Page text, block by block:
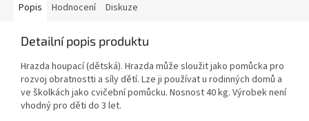
Popis Hodnocení Diskuze
Detailní popis produktu
Hrazda houpací (dětská). Hrazda může sloužit jako pomůcka pro
rozvoj obratnostti a síly dětí. Lze ji používat u rodinných domů a
ve školkách jako cvičební pomůcku. Nosnost 40 kg. Výrobek není
vhodný pro děti do 3 let.